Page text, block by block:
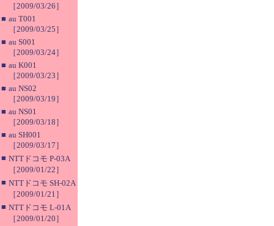
［2009/03/26］
■ au T001
［2009/03/25］
■ au S001
［2009/03/24］
■ au K001
［2009/03/23］
■ au NS02
［2009/03/19］
■ au NS01
［2009/03/18］
■ au SH001
［2009/03/17］
■ NTTドコモ P-03A
［2009/01/22］
■ NTTドコモ SH-02A
［2009/01/21］
■ NTTドコモ L-01A
［2009/01/20］